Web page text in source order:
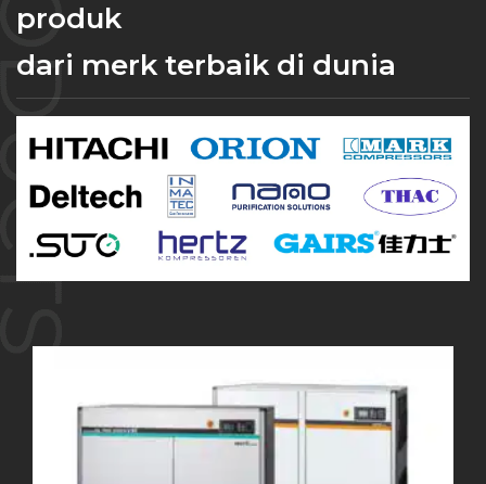
produk
dari merk terbaik di dunia